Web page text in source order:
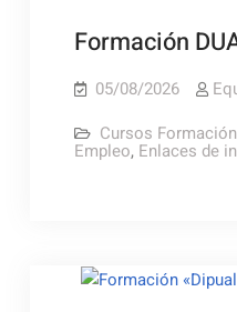
Formación
05/08/2026
Cursos
Empleo, Enlaces de